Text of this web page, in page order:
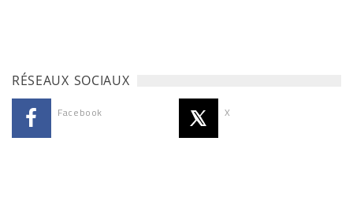
RÉSEAUX SOCIAUX
Facebook X